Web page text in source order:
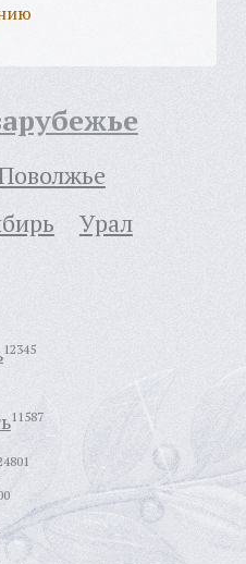
Урал
12345
11587